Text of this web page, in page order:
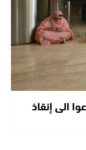
الى إنقاذ